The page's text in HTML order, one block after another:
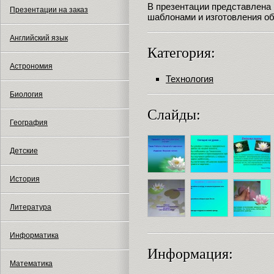
Презентации на заказ
Английский язык
Астрономия
Биология
География
Детские
История
Литература
Информатика
Математика
В презентации
шаблонами и изготовления
Категория:
Технология
Слайды:
Информация: